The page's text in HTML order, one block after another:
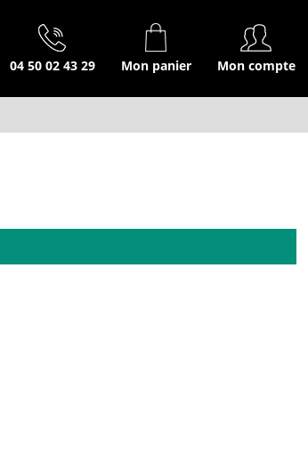
04 50 02 43 29 Mon panier Mon compte